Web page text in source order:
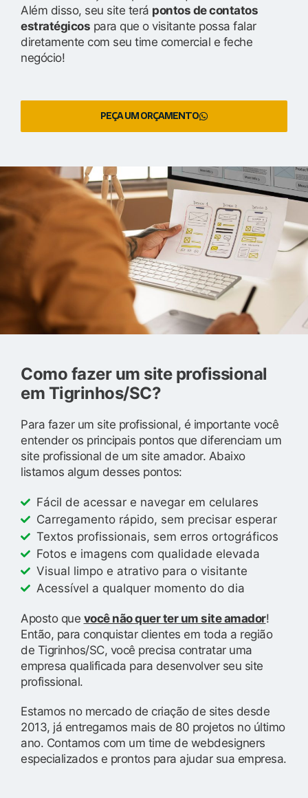
Além disso, seu site terá pontos de contatos
estratégicos para que o visitante possa falar
diretamente com seu time comercial e feche
negócio!
PEÇA UM ORÇAMENTO
Como fazer um site profissional
em Tigrinhos/SC?
Para fazer um site profissional, é importante você
entender os principais pontos que diferenciam um
site profissional de um site amador. Abaixo
listamos algum desses pontos:
Fácil de acessar e navegar em celulares
Carregamento rápido, sem precisar esperar
Textos profissionais, sem erros ortográficos
Fotos e imagens com qualidade elevada
Visual limpo e atrativo para o visitante
Acessível a qualquer momento do dia
Aposto que você não quer ter um site amador!
Então, para conquistar clientes em toda a região
de Tigrinhos/SC, você precisa contratar uma
empresa qualificada para desenvolver seu site
profissional.
Estamos no mercado de criação de sites desde
2013, já entregamos mais de 80 projetos no último
ano. Contamos com um time de webdesigners
especializados e prontos para ajudar sua empresa.